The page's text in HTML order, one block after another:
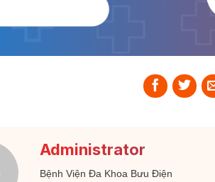
Administrator
Bệnh Viện Đa Khoa Bưu Điện